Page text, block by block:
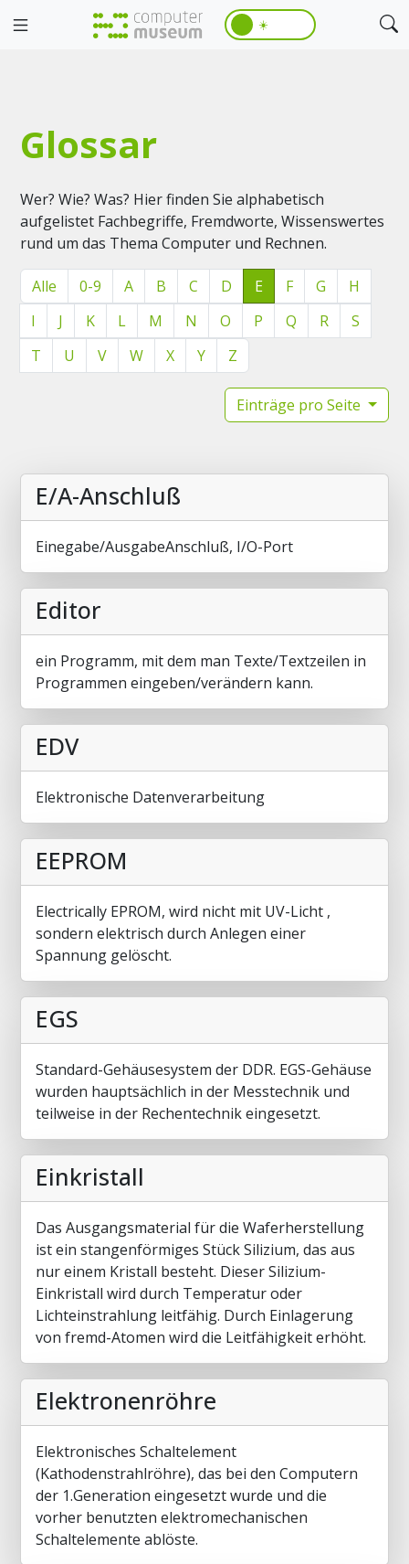
☀️
Glossar
Wer? Wie? Was? Hier finden Sie alphabetisch
aufgelistet Fachbegriffe, Fremdworte, Wissenswertes
rund um das Thema Computer und Rechnen.
Alle 0-9 A B C D E F G
H
I
J K L M N O P Q R
S
T
U V W X Y Z
Einträge pro Seite
E/A-Anschluß
Einegabe/AusgabeAnschluß, I/O-Port
Editor
ein Programm, mit dem man Texte/Textzeilen in
Programmen eingeben/verändern kann.
EDV
Elektronische Datenverarbeitung
EEPROM
Electrically EPROM, wird nicht mit UV-Licht ,
sondern elektrisch durch Anlegen einer
Spannung gelöscht.
EGS
Standard-Gehäusesystem der DDR. EGS-Gehäuse
wurden hauptsächlich in der Messtechnik und
teilweise in der Rechentechnik eingesetzt.
Einkristall
Das Ausgangsmaterial für die Waferherstellung
ist ein stangenförmiges Stück Silizium, das aus
nur einem Kristall besteht. Dieser Silizium-
Einkristall wird durch Temperatur oder
Lichteinstrahlung leitfähig. Durch Einlagerung
von fremd-Atomen wird die Leitfähigkeit erhöht.
Elektronenröhre
Elektronisches Schaltelement
(Kathodenstrahlröhre), das bei den Computern
der 1.Generation eingesetzt wurde und die
vorher benutzten elektromechanischen
Schaltelemente ablöste.